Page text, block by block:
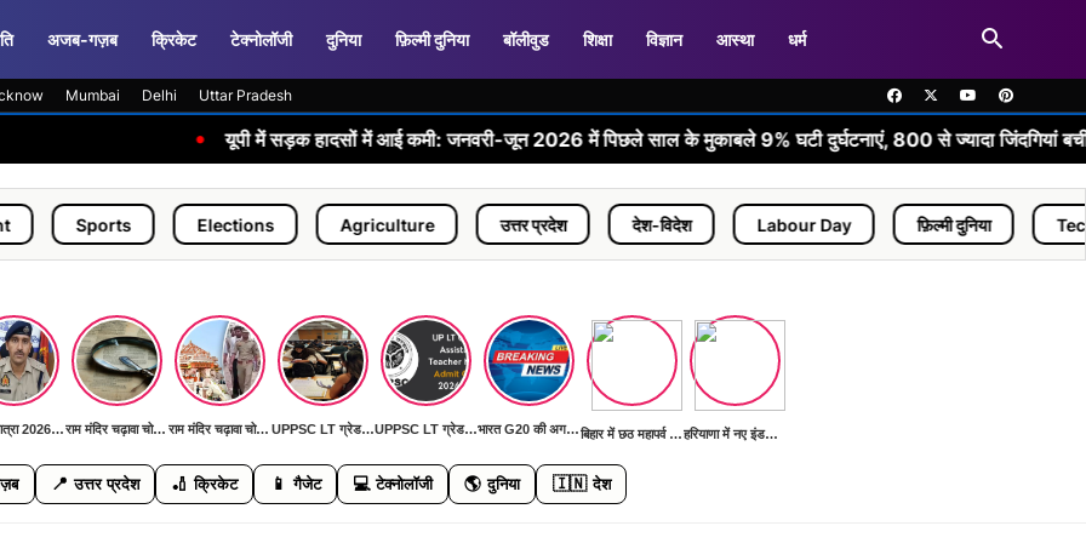
अजब-गज़ब क्रिकेट टेक्नोलॉजी दुनिया फ़िल्मी दुनिया बॉलीवुड शिक्षा विज्ञान आस्था धर्म
Mumbai Delhi Uttar Pradesh
यूपी में सड़क हादसों में आई कमी: जनवरी-जून 2026 में पिछले साल के मुकाबले 9% घटी दुर्घटनाएं, 800 से ज्यादा जिंदगियां बचीं •
Elections Agriculture उत्तर प्रदेश देश-विदेश Labour Day फ़िल्मी दुनिया Technology
कांवड़ यात्रा 2026: पहली बार AI कैमरों और ड्रोन से निगरानी, DGP ने दिया 'जीरो इंसीडेंट, जीरो एक्सीडेंट' का लक्ष्य राम मंदिर चढ़ावा चोरी मामला: SIT जांच में सामने आई बड़ी मनी ट्रेल, जल्द खुलेगा रहस्य से पर्दा राम मंदिर चढ़ावा चोरी मामला: SIT जांच में सामने आई बड़ी मनी ट्रेल, जल्द खुलेगा रहस्य से पर्दा UPPSC LT ग्रेड मुख्य परीक्षा 11 जुलाई को: हिंदी, सामाजिक विज्ञान, फिजिकल साइंस और संगीत विषयों की होगी परीक्षा UPPSC LT ग्रेड मुख्य परीक्षा 11 जुलाई को: हिंदी, सामाजिक विज्ञान, फिजिकल साइंस और संगीत विषयों की होगी परीक्षा भारत G20 की अगली बैठक की तैयारी में बिहार में छठ महापर्व की तैयारियां शुरू हरियाणा में नए इंडस्ट्रियल पार्क का निर्माण
📍 उत्तर प्रदेश 🏏 क्रिकेट 📱 गैजेट 💻 टेक्नोलॉजी 🌎 दुनिया 🇮🇳 देश